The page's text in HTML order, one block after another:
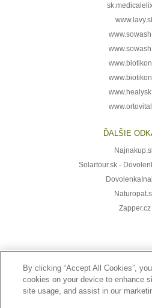
ĎALŠIE
Solartour.sk -
Zapper.cz
By clicking “Accept All Cookies”,
cookies on your device to enhance
site usage, and assist in our